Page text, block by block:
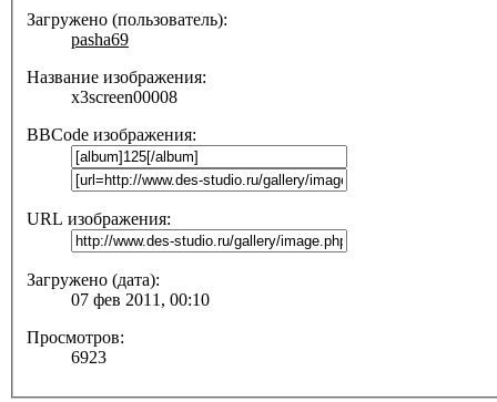
Загружено (пользователь):
pasha69
Название изображения:
x3screen00008
BBCode изображения:
URL изображения:
Загружено (дата):
07 фев 2011, 00:10
Просмотров:
6923